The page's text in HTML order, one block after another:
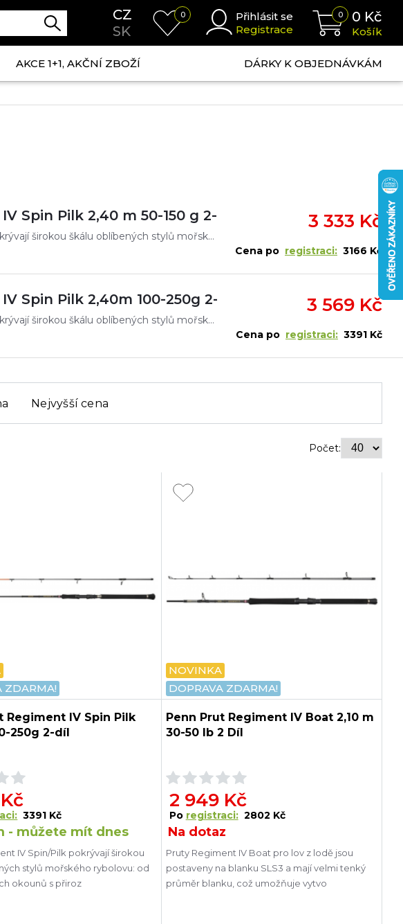
CZ
SK
0
Přihlásit se
Registrace
0 0 Kč
Košík
AKCE 1+1, AKČNÍ ZBOŽÍ DÁRKY K OBJEDNÁVKÁM
Spin Pilk 2,40 m 50-150 g 2-díl
Pruty Regiment IV Spin/Pilk pokrývají širokou škálu oblíbených stylů mořského rybolovu: od lovu mořských okounů s přirozenými nebo umělými nástrahami až po použití těžkých pilkrů v hlubokých vodách.
3 333 Kč
Cena po registraci: 3166 Kč
Spin Pilk 2,40m 100-250g 2-díl
Pruty Regiment IV Spin/Pilk pokrývají širokou škálu oblíbených stylů mořského rybolovu: od lovu mořských okounů s přirozenými nebo umělými nástrahami až po použití těžkých pilkrů v hlubokých vodách.
3 569 Kč
Cena po registraci: 3391 Kč
Nejvyšší cena
Počet:
ZDARMA!
Regiment IV Spin Pilk
250g 2-díl
3391 Kč
- můžete mít dnes
IV Spin/Pilk pokrývají širokou
stylů mořského rybolovu: od
okounů s přiroz
NOVINKA
DOPRAVA ZDARMA!
Penn Prut Regiment IV Boat 2,10 m
30-50 lb 2 Díl
2 949 Kč
Po registraci: 2802 Kč
Na dotaz
Pruty Regiment IV Boat pro lov z lodě jsou
postaveny na blanku SLS3 a mají velmi tenký
průměr blanku, což umožňuje vytvo